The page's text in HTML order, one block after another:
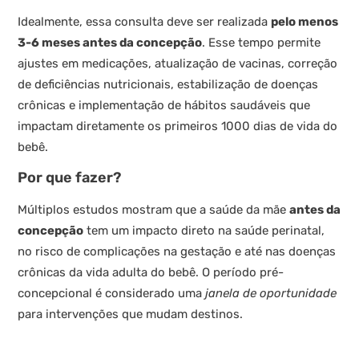
Idealmente, essa consulta deve ser realizada pelo menos
3-6 meses antes da concepção. Esse tempo permite
ajustes em medicações, atualização de vacinas, correção
de deficiências nutricionais, estabilização de doenças
crônicas e implementação de hábitos saudáveis que
impactam diretamente os primeiros 1000 dias de vida do
bebê.
Por que fazer?
Múltiplos estudos mostram que a saúde da mãeantes da
concepção tem um impacto direto na saúde perinatal,
no risco de complicações na gestação e até nas doenças
crônicas da vida adulta do bebê. O período pré-
concepcional é considerado umajanela de oportunidade
para intervenções que mudam destinos.